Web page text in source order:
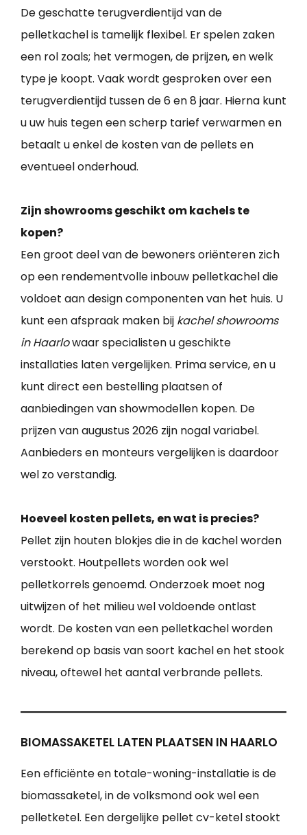
De geschatte terugverdientijd van de
pelletkachel is tamelijk flexibel. Er spelen zaken
een rol zoals; het vermogen, de prijzen, en welk
type je koopt. Vaak wordt gesproken over een
terugverdientijd tussen de 6 en 8 jaar. Hierna kunt
u uw huis tegen een scherp tarief verwarmen en
betaalt u enkel de kosten van de pellets en
eventueel onderhoud.
Zijn showrooms geschikt om kachels te
kopen?
Een groot deel van de bewoners oriënteren zich
op een rendementvolle inbouw pelletkachel die
voldoet aan design componenten van het huis. U
kunt een afspraak maken bij kachel showrooms
in Haarlowaar specialisten u geschikte
installaties laten vergelijken. Prima service, en u
kunt direct een bestelling plaatsen of
aanbiedingen van showmodellen kopen. De
prijzen van augustus 2026 zijn nogal variabel.
Aanbieders en monteurs vergelijken is daardoor
wel zo verstandig.
Hoeveel kosten pellets, en wat is precies?
Pellet zijn houten blokjes die in de kachel worden
verstookt. Houtpellets worden ook wel
pelletkorrels genoemd. Onderzoek moet nog
uitwijzen of het milieu wel voldoende ontlast
wordt. De kosten van een pelletkachel worden
berekend op basis van soort kachel en het stook
niveau, oftewel het aantal verbrande pellets.
BIOMASSAKETEL LATEN PLAATSEN IN HAARLO
Een efficiënte en totale-woning-installatie is de
biomassaketel, in de volksmond ook wel een
pelletketel. Een dergelijke pellet cv-ketel stookt